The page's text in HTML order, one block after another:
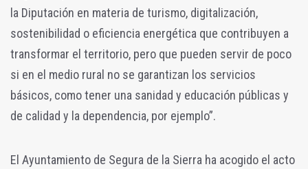
la Diputación en materia de turismo, digitalización,
sostenibilidad o eficiencia energética que contribuyen a
transformar el territorio, pero que pueden servir de poco
si en el medio rural no se garantizan los servicios
básicos, como tener una sanidad y educación públicas y
de calidad y la dependencia, por ejemplo”.
El Ayuntamiento de Segura de la Sierra ha acogido el acto